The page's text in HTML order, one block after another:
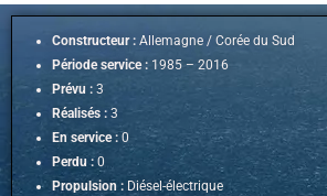
Constructeur : Allemagne / Corée du Sud
Période service : 1985 – 2016
Prévu : 3
Réalisés : 3
En service : 0
Perdu :0
Propulsion : Diésel-électrique